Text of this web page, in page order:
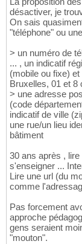
désactiver, je
On sais
"téléphone" ou
> un numéro de
... , un indicatif
(mobile ou fixe)
Bruxelles, 01 et 8
> une adresse
(code
indicatif de ville
une rue/un lieu
bâtiment
30 ans après ,
s'enseigner ...
Lire une url (du
comme
Pas forcement
approche
gens seraient
"mouton".